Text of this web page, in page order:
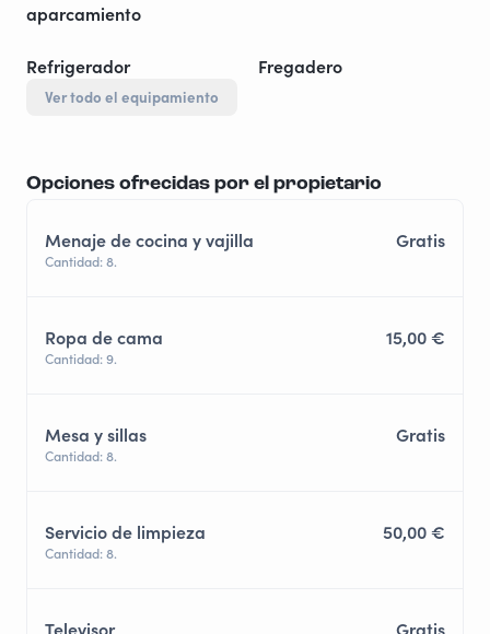
aparcamiento
Refrigerador Fregadero
Ver todo el equipamiento
Opciones ofrecidas por el propietario
Menaje de cocina y vajilla Gratis
Cantidad: 8.
Ropa de cama 15,00 €
Cantidad: 9.
Mesa y sillas Gratis
Cantidad: 8.
Servicio de limpieza 50,00 €
Cantidad: 8.
Televisor Gratis